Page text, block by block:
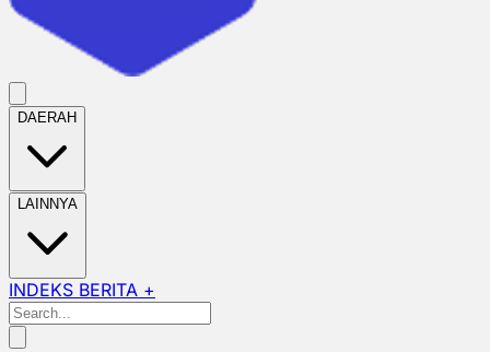
DAERAH
LAINNYA
INDEKS BERITA +